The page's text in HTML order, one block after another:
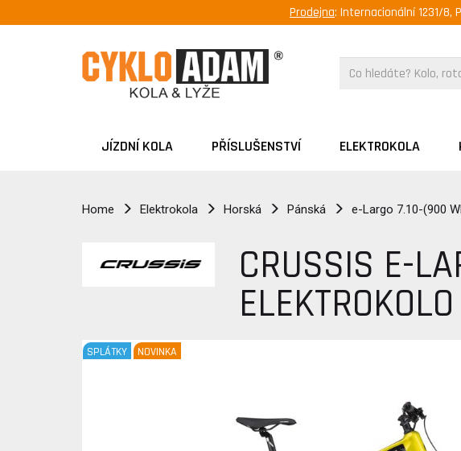
Prodejna: Internacionální 1231/8,
JÍZDNÍ KOLA PŘÍSLUŠENSTVÍ ELEKTROKOLA
Home Elektrokola Horská Pánská e-Largo 7.10-(900
CRUSSIS E-
SPLÁTKY NOVINKA